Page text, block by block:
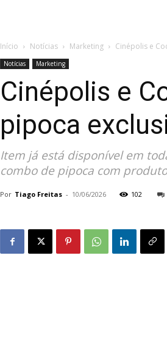
Início Notícias Marketing Cinépolis e
Notícias Marketing
Cinépolis e
pipoca
Item já está disponível em
combo de pipoca com
Por Tiago Freitas - 10/06/2026 102